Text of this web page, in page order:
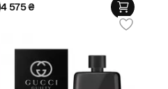
4 575₴